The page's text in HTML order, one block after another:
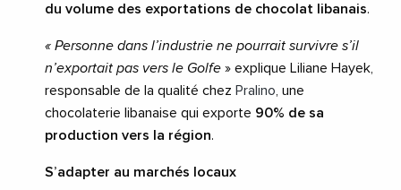
du volume des exportations de chocolat libanais.
« Personne dans l’industrie ne pourrait survivre s’il
n’exportait pas vers le Golfe » explique Liliane Hayek,
responsable de la qualité chez Pralino , une
chocolaterie libanaise qui exporte 90% de sa
production vers la région.
S’adapter au marchés locaux